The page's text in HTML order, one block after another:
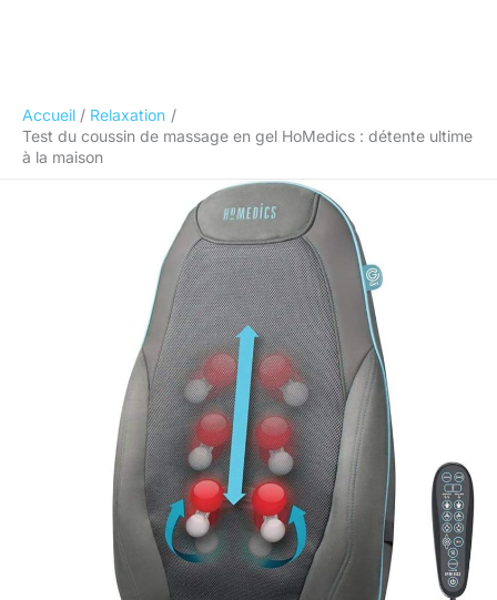
Accueil
Relaxation
Test du coussin de massage en gel HoMedics : détente ultime
à la maison